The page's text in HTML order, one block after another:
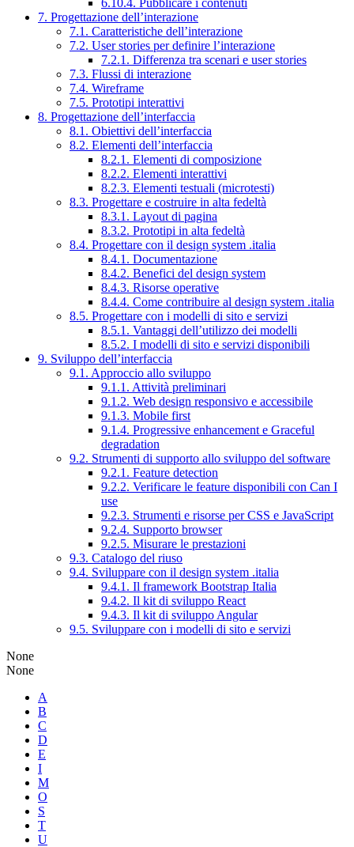
6.10.4. Pubblicare i contenuti
7. Progettazione dell’interazione
7.1. Caratteristiche dell’interazione
7.2. User stories per definire l’interazione
7.2.1. Differenza tra scenari e user stories
7.3. Flussi di interazione
7.4. Wireframe
7.5. Prototipi interattivi
8. Progettazione dell’interfaccia
8.1. Obiettivi dell’interfaccia
8.2. Elementi dell’interfaccia
8.2.1. Elementi di composizione
8.2.2. Elementi interattivi
8.2.3. Elementi testuali (microtesti)
8.3. Progettare e costruire in alta fedeltà
8.3.1. Layout di pagina
8.3.2. Prototipi in alta fedeltà
8.4. Progettare con il design system .italia
8.4.1. Documentazione
8.4.2. Benefici del design system
8.4.3. Risorse operative
8.4.4. Come contribuire al design system .italia
8.5. Progettare con i modelli di sito e servizi
8.5.1. Vantaggi dell’utilizzo dei modelli
8.5.2. I modelli di sito e servizi disponibili
9. Sviluppo dell’interfaccia
9.1. Approccio allo sviluppo
9.1.1. Attività preliminari
9.1.2. Web design responsivo e accessibile
9.1.3. Mobile first
9.1.4. Progressive enhancement e Graceful
degradation
9.2. Strumenti di supporto allo sviluppo del software
9.2.1. Feature detection
9.2.2. Verificare le feature disponibili con Can I
use
9.2.3. Strumenti e risorse per CSS e JavaScript
9.2.4. Supporto browser
9.2.5. Misurare le prestazioni
9.3. Catalogo del riuso
9.4. Sviluppare con il design system .italia
9.4.1. Il framework Bootstrap Italia
9.4.2. Il kit di sviluppo React
9.4.3. Il kit di sviluppo Angular
9.5. Sviluppare con i modelli di sito e servizi
None
None
A
B
C
D
E
I
M
O
S
T
U